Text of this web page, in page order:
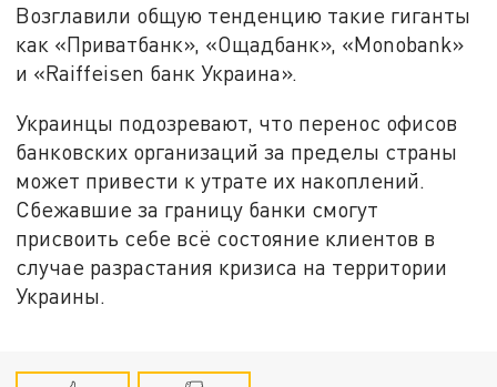
Возглавили общую тенденцию такие гиганты
как «Приватбанк», «Ощадбанк», «Monobank»
и «Raiffeisen банк Украина».
Украинцы подозревают, что перенос офисов
банковских организаций за пределы страны
может привести к утрате их накоплений.
Сбежавшие за границу банки смогут
присвоить себе всё состояние клиентов в
случае разрастания кризиса на территории
Украины.